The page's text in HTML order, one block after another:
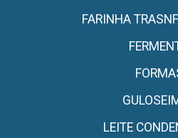
FARINHA
LEITE